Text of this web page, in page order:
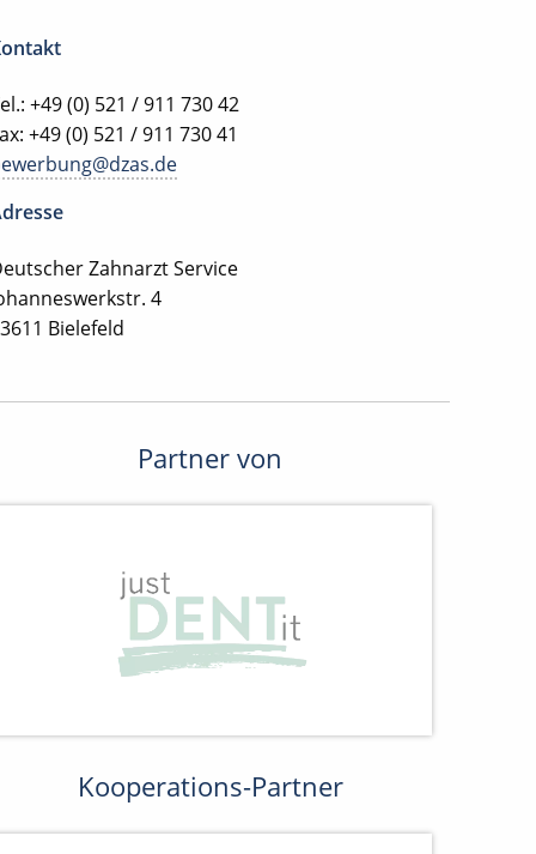
+49 (0) 521 / 911 730 42
+49 (0) 521 / 911 730 41
Zahnarzt Service
4
Bielefeld
Partner von
Kooperations-Partner